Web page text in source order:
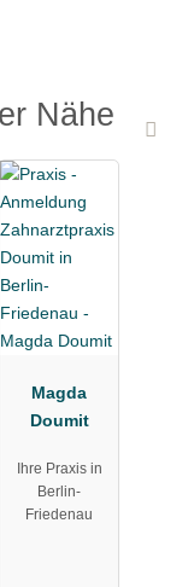
Nähe
Magda
Doumit
Ihre Praxis in
Berlin-
Friedenau